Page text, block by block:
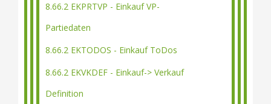
8.66.2 EKPRTVP - Einkauf VP-
Partiedaten
8.66.2 EKTODOS - Einkauf ToDos
8.66.2 EKVKDEF - Einkauf-> Verkauf
Definition